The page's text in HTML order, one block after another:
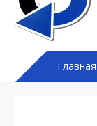
Главная